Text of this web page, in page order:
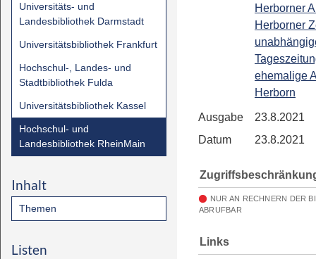
Universitäts- und
Landesbibliothek Darmstadt
Universitätsbibliothek Frankfurt
Hochschul-, Landes- und
Stadtbibliothek Fulda
Universitätsbibliothek Kassel
Hochschul- und
Landesbibliothek RheinMain
Inhalt
Themen
Listen
Herborner
Herborner
ehemalige
Herborn
Ausgabe
23.8.2021
Datum
23.8.2021
NUR AN RECHNERN DER
ABRUFBAR
Links